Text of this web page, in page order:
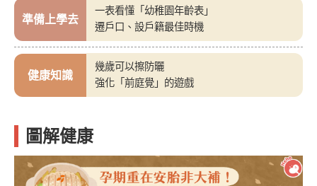
準備上學去
一表看懂「幼稚園年齡表」
遷戶口、設戶籍最佳時機
健康知識
幾歲可以擦防曬
強化「前庭覺」的遊戲
圖解健康